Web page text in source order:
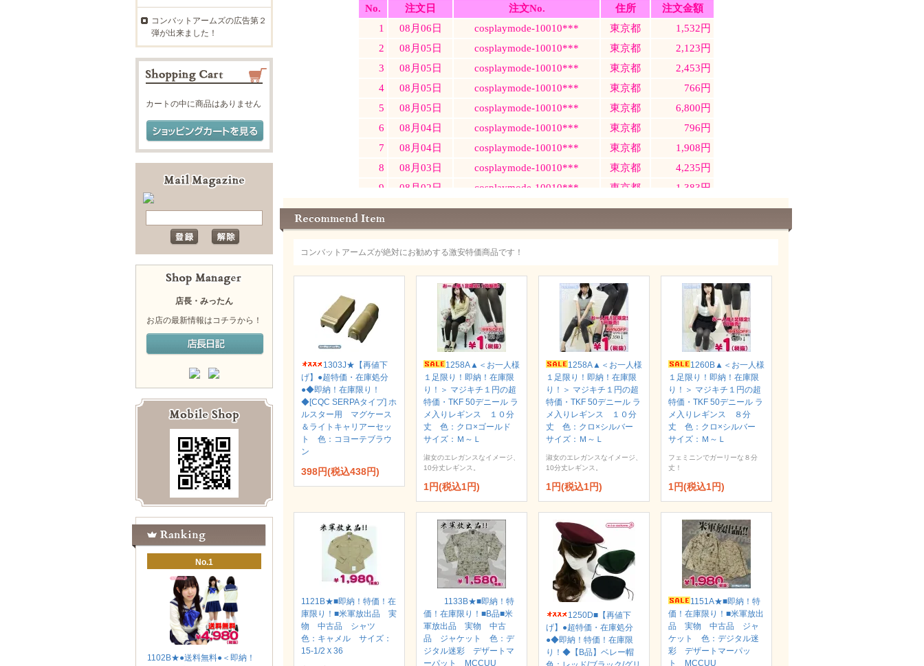
コンバットアームズが絶対にお勧めする激安特価商品です！
1303J★【再値下
げ】●超特価・在庫処分
●◆即納！在庫限り！
◆[CQC SERPAタイプ] ホ
ルスター用 マグケース
＆ライトキャリアーセッ
ト 色：コヨーテブラウ
ン
398円(税込438円)
1258A▲＜お一人様
１足限り！即納！在庫限
り！＞ マジキチ１円の超
特価・TKF 50デニール ラ
メ入りレギンス １０分
丈 色：クロ×ゴールド
サイズ：Ｍ～Ｌ
淑女のエレガンスなイメージ、
10分丈レギンス。
1円(税込1円)
1258A▲＜お一人様
１足限り！即納！在庫限
り！＞ マジキチ１円の超
特価・TKF 50デニール ラ
メ入りレギンス １０分
丈 色：クロ×シルバー
サイズ：Ｍ～Ｌ
淑女のエレガンスなイメージ、
10分丈レギンス。
1円(税込1円)
1260B▲＜お一人様
１足限り！即納！在庫限
り！＞ マジキチ１円の超
特価・TKF 50デニール ラ
メ入りレギンス ８分
丈 色：クロ×シルバー
サイズ：Ｍ～Ｌ
フェミニンでガーリーな８分
丈！
1円(税込1円)
1121B★■即納！特価！在
庫限り！■米軍放出品 実
物 中古品 シャツ
色：キャメル サイズ：
15-1/2Ｘ36
1133B★■即納！特
価！在庫限り！■B品■米
軍放出品 実物 中古
品 ジャケット 色：デ
ジタル迷彩 デザートマ
ーパット MCCUU
1250D■【再値下
げ】●超特価・在庫処分
●◆即納！特価！在庫限
り！◆【B品】ベレー帽
1151A★■即納！特
価！在庫限り！■米軍放出
品 実物 中古品 ジャ
ケット 色：デジタル迷
彩 デザートマーパッ
ト MCCUU
コンバットアームズの広告第２
弾が出来ました！
カートの中に商品はありません
店長・みったん
お店の最新情報はコチラから！
No.1
1102B★●送料無料●＜即納！